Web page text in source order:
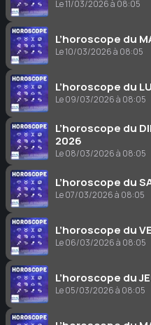
Le 11/03/2026 à 08:05
L’horoscope du
Le 10/03/2026 à 08:05
L’horoscope du
Le 09/03/2026 à 08:05
L’horoscope du
2026
Le 08/03/2026 à 08:05
L’horoscope du
Le 07/03/2026 à 08:05
L’horoscope du
Le 06/03/2026 à 08:05
L’horoscope du
Le 05/03/2026 à 08:05